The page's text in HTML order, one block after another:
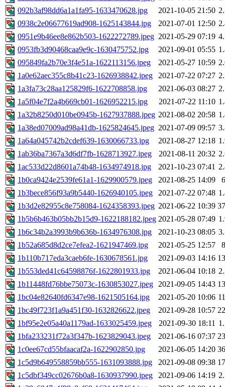
092b3af98dd6a1a1fa95-1633470628.jpg
2021-10-05 21:50
0938c2e06677619ad908-1625143844.jpg
2021-07-01 12:50
0951e9b46ee8e862b503-1622272789.jpeg 2021-05-29 07:19
0953fb3d90468caa9e9c-1630475752.jpg
2021-09-01 05:55
095849fa2b70e3f4e51a-1622113156.jpeg
2021-05-27 10:59
1a0e62aec355c8b41c23-1626938842.jpeg
2021-07-22 07:27
1a3fa73c28aa125829f6-1622708858.jpg
2021-06-03 08:27
1a5f04e7f2a4b669cb01-1626952215.jpg
2021-07-22 11:10
1a32b8250d010be0945b-1627937888.jpeg 2021-08-02 20:58
1a38ed07009ad98a41db-1625824645.jpeg 2021-07-09 09:57
1a64a045742b2cdef639-1630066733.jpg
2021-08-27 12:18
1ab36ba7367a3d6df7fb-1628713927.jpeg
2021-08-11 20:32
1ac533d22d8601a74b48-1634974918.jpg
2021-10-23 07:41
1b0ca9424e2539fe61a1-1629900579.jpeg
2021-08-25 14:09
1b3bece856f93a9b5440-1626940105.jpeg
2021-07-22 07:48
1b3d2e82955c8e758084-1624358393.jpeg 2021-06-22 10:39
1b5b6b463b05bb2b15d9-1622188182.jpeg 2021-05-28 07:49
1b6c34b2a3993b9b636b-1634976308.jpg
2021-10-23 08:05
1b52a685d8d2ce7efea2-1621947469.jpg
2021-05-25 12:57
1b110b717eda3caeb6fe-1630678561.jpg
2021-09-03 14:16
1b553ded41c64598876f-1622801933.jpg
2021-06-04 10:18
1b11448fd76bbe75073c-1630853027.jpeg 2021-09-05 14:43
1bc04e82640fd6347e98-1621505164.jpg
2021-05-20 10:06
1bc49f723f1a9a451f30-1632826622.jpeg
2021-09-28 10:57
1bf95e2e05a40a1179ad-1633025459.jpeg
2021-09-30 18:11
1bfa233231f72a3f347b-1623829043.jpeg
2021-06-16 07:37
1c0ee67cd55bfaacaf2a-1622902850.jpg
2021-06-05 14:20
1c5d9b649558859bb555-1631093888.jpg
2021-09-08 09:38
1c5dbf349cc02676b0a8-1630937990.jpeg
2021-09-06 14:19